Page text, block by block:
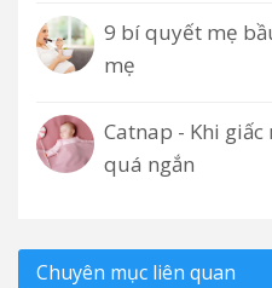
9 bí quyết mẹ
mẹ
Catnap - Khi
quá ngắn
Chuyên mục liên quan